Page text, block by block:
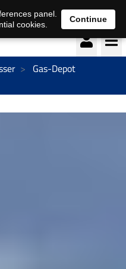
Deutsch français
Gas-Depot
panel.
cookies.
Continue